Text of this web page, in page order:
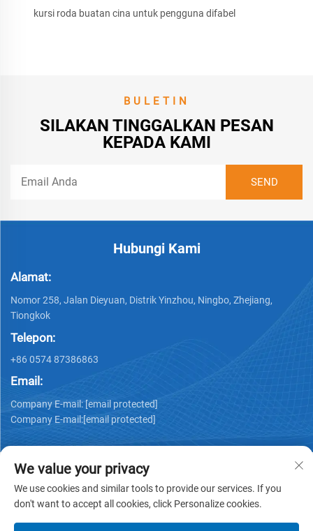
kursi roda buatan cina untuk pengguna difabel
BULETIN
SILAKAN TINGGALKAN PESAN
KEPADA KAMI
Hubungi Kami
Alamat:
Nomor 258, Jalan Dieyuan, Distrik Yinzhou, Ningbo, Zhejiang,
Tiongkok
Telepon:
+86 0574 87386863
Email:
Company E-mail: [email protected]
Company E-mail:[email protected]
We value your privacy
We use cookies and similar tools to provide our services. If you
don't want to accept all cookies, click Personalize cookies.